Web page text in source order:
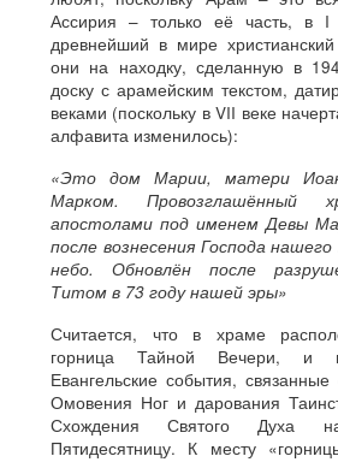
Ассирия – только её часть, в I
древнейший в мире
они на находку, сделанную в
доску с арамейским текстом,
веками (поскольку в VII веке
алфавита изменилось):
«Это дом Марии, матери
Марком. Провозглашённый
апостолами под именем Девы
после вознесения Господа
небо. Обновлён после
Титом в 73 году нашей эры»
Считается, что в храме
горница Тайной Вечери, и
Евангельские события,
Омовения Ног и дарования
Схождения Святого Духа
Пятидесятницу. К месту